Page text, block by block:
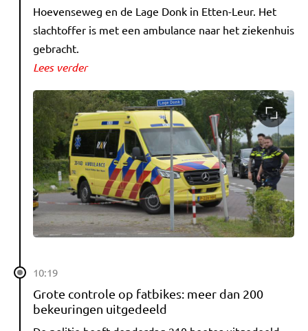
Hoevenseweg en de Lage Donk in Etten-Leur. Het
slachtoffer is met een ambulance naar het ziekenhuis
gebracht.
Lees verder
10:19
Grote controle op fatbikes: meer dan 200
bekeuringen uitgedeeld